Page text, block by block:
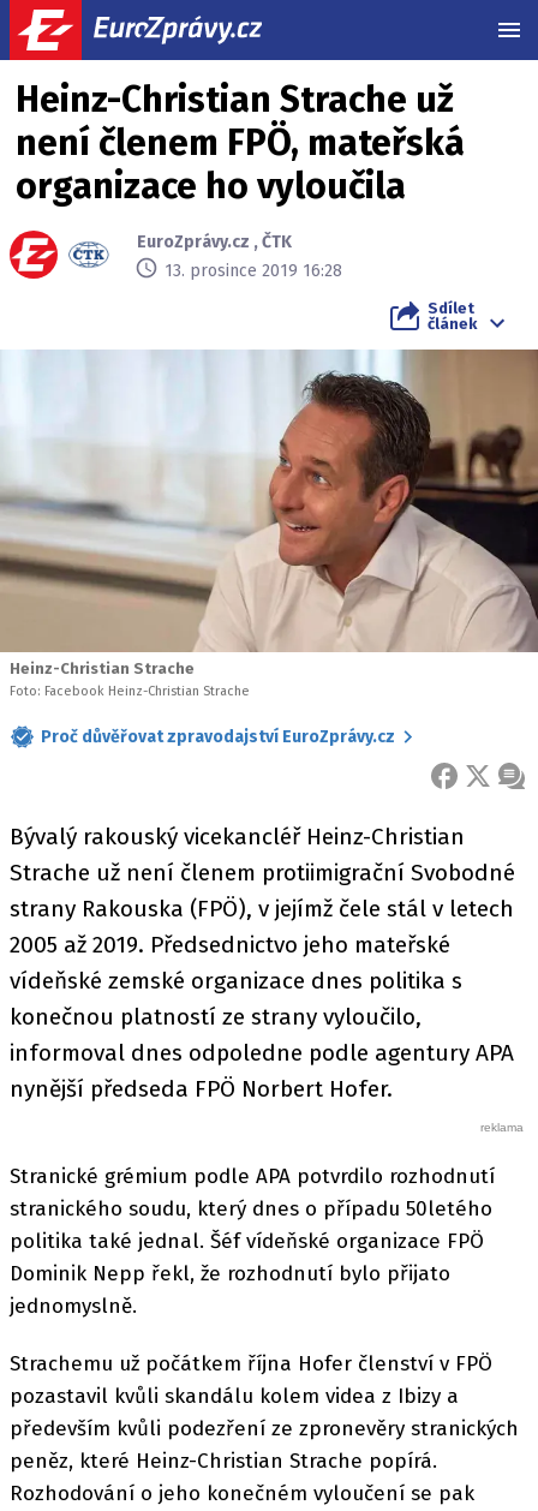
Heinz-Christian Strache už
není členem FPÖ, mateřská
organizace ho vyloučila
EuroZprávy.cz ,ČTK
13. prosince 2019 16:28
Sdílet
článek
Heinz-Christian Strache
Foto: Facebook Heinz-Christian Strache
Proč důvěřovat zpravodajství EuroZprávy.cz
FACEBOOK
X
Bývalý rakouský vicekancléř Heinz-Christian
Strache už není členem protiimigrační Svobodné
strany Rakouska (FPÖ), v jejímž čele stál v letech
2005 až 2019. Předsednictvo jeho mateřské
vídeňské zemské organizace dnes politika s
konečnou platností ze strany vyloučilo,
informoval dnes odpoledne podle agentury APA
nynější předseda FPÖ Norbert Hofer.
Stranické grémium podle APA potvrdilo rozhodnutí
stranického soudu, který dnes o případu 50letého
politika také jednal. Šéf vídeňské organizace FPÖ
Dominik Nepp řekl, že rozhodnutí bylo přijato
jednomyslně.
Strachemu už počátkem října Hofer členství v FPÖ
pozastavil kvůli skandálu kolem videa z Ibizy a
především kvůli podezření ze zpronevěry stranických
peněz, které Heinz-Christian Strache popírá.
Rozhodování o jeho konečném vyloučení se pak